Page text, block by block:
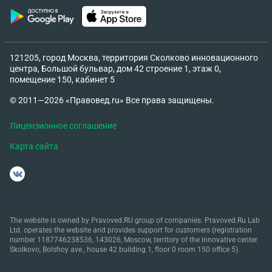
121205, город Москва, территория Сколково инновационного
центра, Большой бульвар, дом 42 строение 1, этаж 0,
помещение 150, кабинет 5
© 2011—2026 «Правовед.ru» Все права защищены.
Лицензионное соглашение
Карта сайта
The website is owned by Pravoved.RU group of companies. Pravoved.Ru Lab
Ltd. operates the website and provides support for customers (registration
number 1187746238536, 143026, Moscow, territory of the innovative center
Skolkovo, Bolshoy ave., house 42 building 1, floor 0 room 150 office 5).